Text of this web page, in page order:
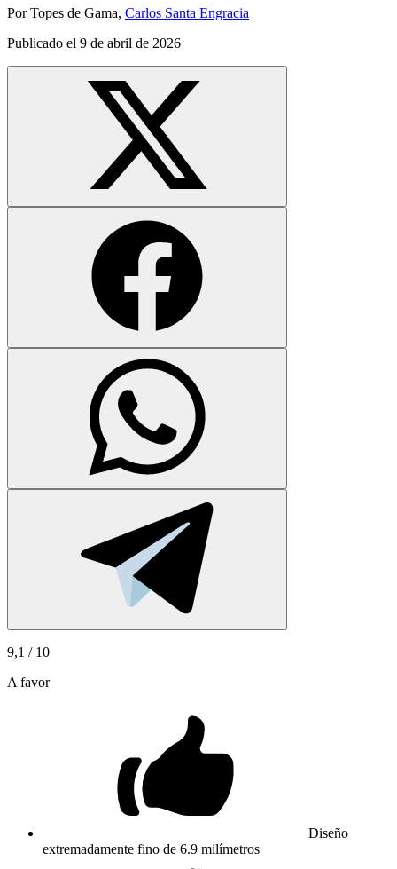
Por Topes de Gama, Carlos Santa Engracia
Publicado el 9 de abril de 2026
9,1 / 10
A favor
Diseño
extremadamente fino de 6.9 milímetros